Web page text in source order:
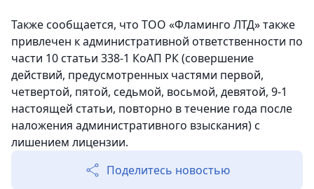
Также сообщается, что ТОО «Фламинго ЛТД» также
привлечен к административной ответственности по
части 10 статьи 338-1 КоАП РК (совершение
действий, предусмотренных частями первой,
четвертой, пятой, седьмой, восьмой, девятой, 9-1
настоящей статьи, повторно в течение года после
наложения административного взыскания) с
лишением лицензии.
Поделитесь новостью